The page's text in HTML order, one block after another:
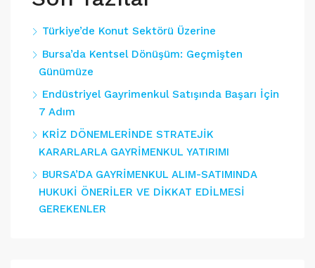
Türkiye’de Konut Sektörü Üzerine
Bursa’da Kentsel Dönüşüm: Geçmişten
Günümüze
Endüstriyel Gayrimenkul Satışında Başarı İçin
7 Adım
KRİZ DÖNEMLERİNDE STRATEJİK
KARARLARLA GAYRİMENKUL YATIRIMI
BURSA’DA GAYRİMENKUL ALIM-SATIMINDA
HUKUKİ ÖNERİLER VE DİKKAT EDİLMESİ
GEREKENLER